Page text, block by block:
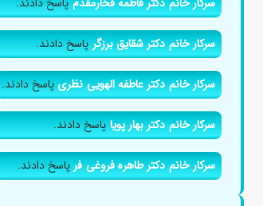
سرکار خانم دکتر شقایق برزگرپاسخ دادند.
سرکار خانم دکتر عاطفه الهویی نظریپاسخ دادند.
سرکار خانم دکتر بهار پویاپاسخ دادند.
سرکار خانم دکتر طاهره فروغی فرپاسخ دادند.